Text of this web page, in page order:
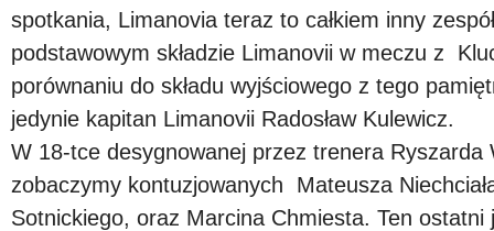
spotkania, Limanovia teraz to całkiem inny
podstawowym składzie Limanovii w meczu z
porównaniu do składu wyjściowego z tego
jedynie kapitan Limanovii Radosław Kulewicz.
W 18-tce desygnowanej przez trenera
zobaczymy kontuzjowanych Mateusza
Sotnickiego, oraz Marcina Chmiesta. Ten ostatni